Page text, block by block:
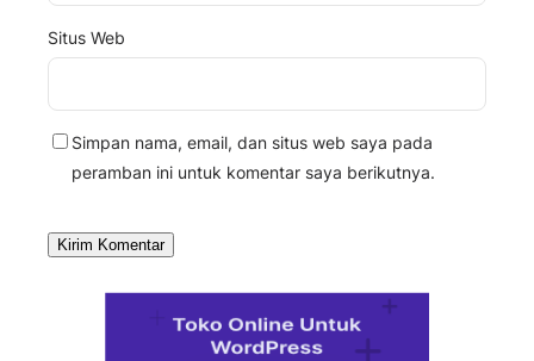
Situs Web
Simpan nama, email, dan situs web saya pada
peramban ini untuk komentar saya berikutnya.